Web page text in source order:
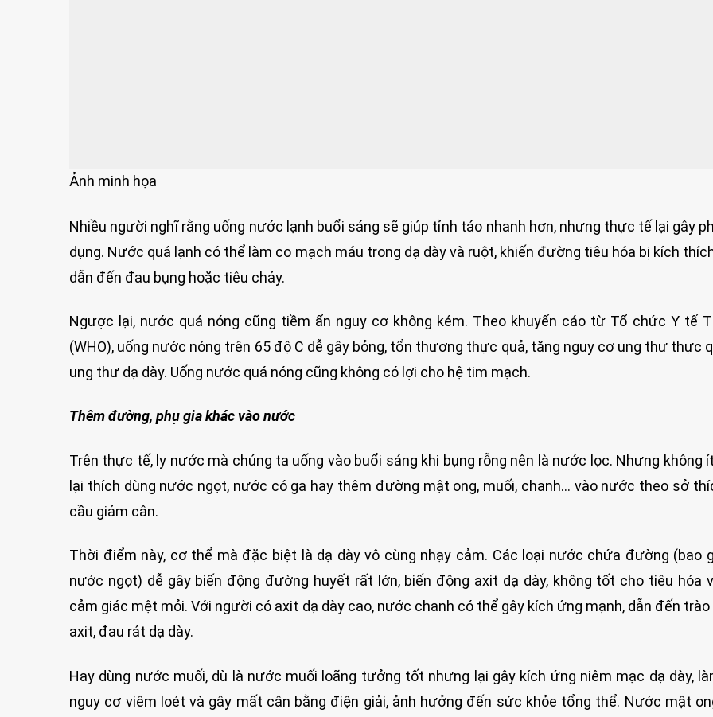
Ảnh minh họa
Nhiều người nghĩ rằng uống nước lạnh buổi sáng sẽ giúp tỉnh táo nhanh hơn, nhưng thực tế lại gây
dụng. Nước quá lạnh có thể làm co mạch máu trong dạ dày và ruột, khiến đường tiêu hóa bị kích
dẫn đến đau bụng hoặc tiêu chảy.
Ngược lại, nước quá nóng cũng tiềm ẩn nguy cơ không kém. Theo khuyến cáo từ Tổ chức Y tế
(WHO), uống nước nóng trên 65 độ C dễ gây bỏng, tổn thương thực quả, tăng nguy cơ ung thư thực
ung thư dạ dày. Uống nước quá nóng cũng không có lợi cho hệ tim mạch.
Thêm đường, phụ gia khác vào nước
Trên thực tế, ly nước mà chúng ta uống vào buổi sáng khi bụng rỗng nên là nước lọc. Nhưng không
lại thích dùng nước ngọt, nước có ga hay thêm đường mật ong, muối, chanh… vào nước theo sở
cầu giảm cân.
Thời điểm này, cơ thể mà đặc biệt là dạ dày vô cùng nhạy cảm. Các loại nước chứa đường (bao
nước ngọt) dễ gây biến động đường huyết rất lớn, biến động axit dạ dày, không tốt cho tiêu hóa
cảm giác mệt mỏi. Với người có axit dạ dày cao, nước chanh có thể gây kích ứng mạnh, dẫn đến
axit, đau rát dạ dày.
Hay dùng nước muối, dù là nước muối loãng tưởng tốt nhưng lại gây kích ứng niêm mạc dạ dày,
nguy cơ viêm loét và gây mất cân bằng điện giải, ảnh hưởng đến sức khỏe tổng thể. Nước mật